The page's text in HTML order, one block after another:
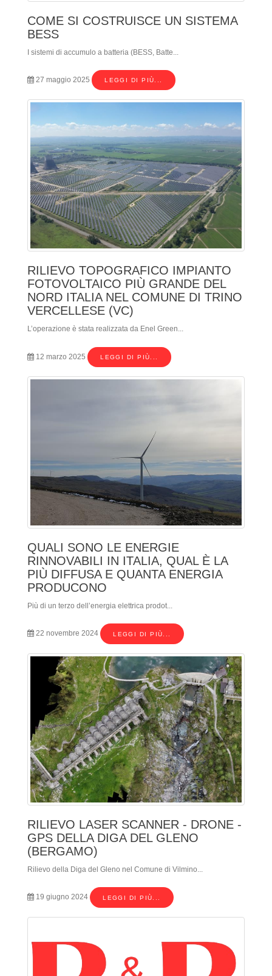
COME SI COSTRUISCE UN SISTEMA
BESS
I sistemi di accumulo a batteria (BESS, Batte...
27 maggio 2025 LEGGI DI PIÙ...
RILIEVO TOPOGRAFICO IMPIANTO
FOTOVOLTAICO PIÙ GRANDE DEL
NORD ITALIA NEL COMUNE DI TRINO
VERCELLESE (VC)
L’operazione è stata realizzata da Enel Green...
12 marzo 2025 LEGGI DI PIÙ...
QUALI SONO LE ENERGIE
RINNOVABILI IN ITALIA, QUAL È LA
PIÙ DIFFUSA E QUANTA ENERGIA
PRODUCONO
Più di un terzo dell’energia elettrica prodot...
22 novembre 2024 LEGGI DI PIÙ...
RILIEVO LASER SCANNER - DRONE -
GPS DELLA DIGA DEL GLENO
(BERGAMO)
Rilievo della Diga del Gleno nel Comune di Vilmino...
19 giugno 2024 LEGGI DI PIÙ...